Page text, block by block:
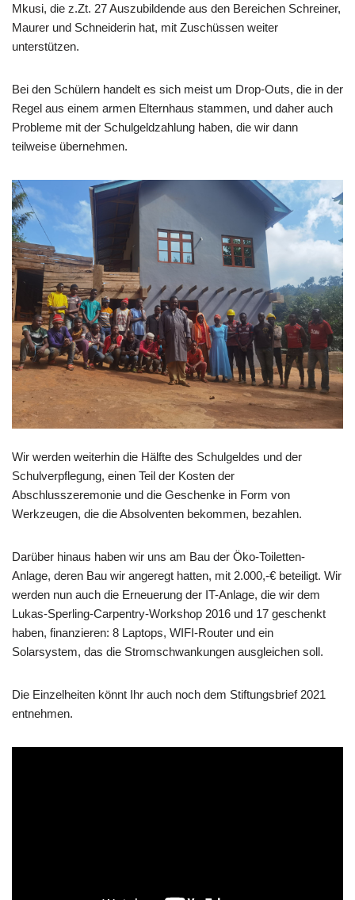
Mkusi, die z.Zt. 27 Auszubildende aus den Bereichen Schreiner,
Maurer und Schneiderin hat, mit Zuschüssen weiter
unterstützen.
Bei den Schülern handelt es sich meist um Drop-Outs, die in der
Regel aus einem armen Elternhaus stammen, und daher auch
Probleme mit der Schulgeldzahlung haben, die wir dann
teilweise übernehmen.
Wir werden weiterhin die Hälfte des Schulgeldes und der
Schulverpflegung, einen Teil der Kosten der
Abschlusszeremonie und die Geschenke in Form von
Werkzeugen, die die Absolventen bekommen, bezahlen.
Darüber hinaus haben wir uns am Bau der Öko-Toiletten-
Anlage, deren Bau wir angeregt hatten, mit 2.000,-€ beteiligt. Wir
werden nun auch die Erneuerung der IT-Anlage, die wir dem
Lukas-Sperling-Carpentry-Workshop 2016 und 17 geschenkt
haben, finanzieren: 8 Laptops, WIFI-Router und ein
Solarsystem, das die Stromschwankungen ausgleichen soll.
Die Einzelheiten könnt Ihr auch noch dem Stiftungsbrief 2021
entnehmen.